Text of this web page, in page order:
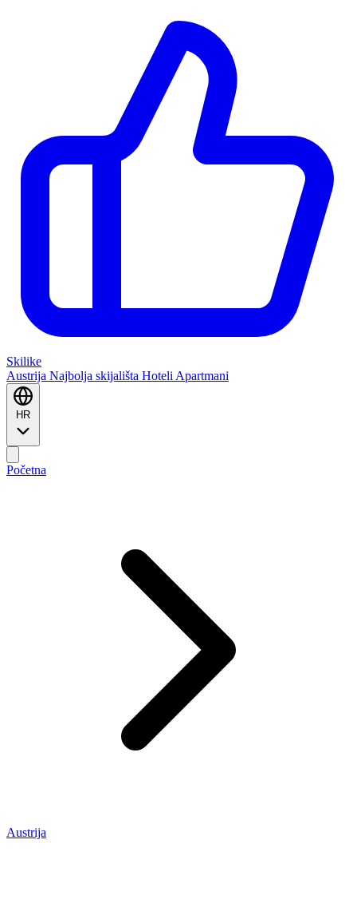
Skilike
Austrija Najbolja skijališta Hoteli Apartmani
HR
Početna
Austrija